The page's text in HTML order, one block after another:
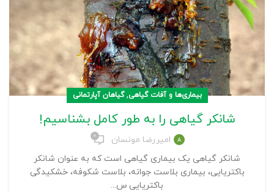
بیماری‌ها و آفات گیاهی,گیاهان آپارتمانی
شانکر گیاهی را به طور کامل بشناسیم!
امیررضا مونسان ۰
شانکر گیاهی یک بیماری گیاهی است که به عنوان شانکر
باکتریایی، بیماری بلاست جوانه، بلاست شکوفه، خشکیدگی
باکتریایی س...